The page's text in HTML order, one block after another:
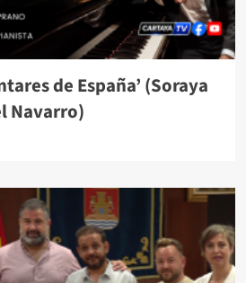
de España’ (Soraya
Navarro)